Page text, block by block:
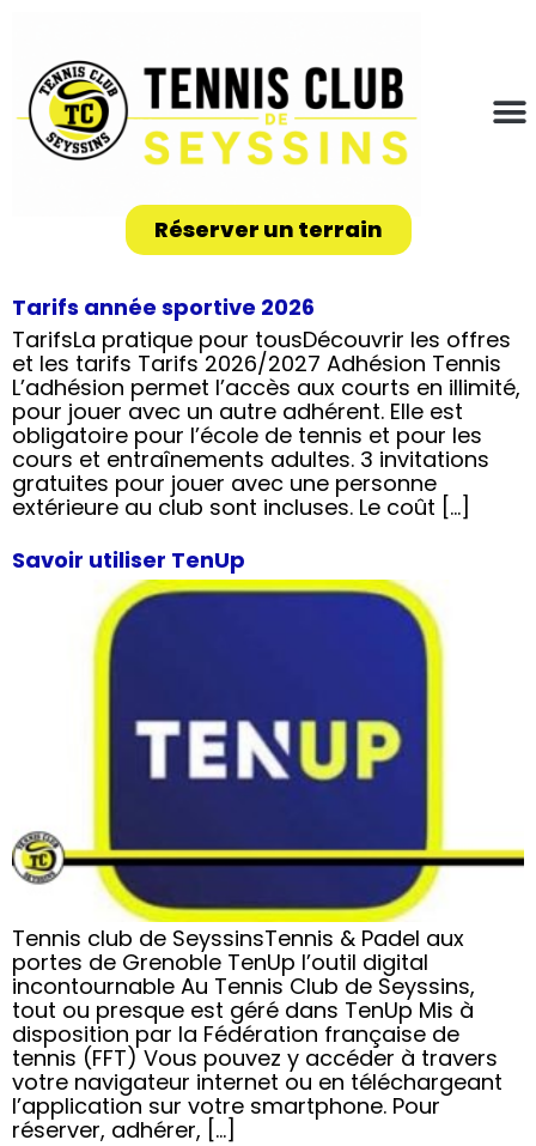
Réserver un terrain
Tarifs année sportive 2026
TarifsLa pratique pour tousDécouvrir les offres
et les tarifs Tarifs 2026/2027 Adhésion Tennis
L’adhésion permet l’accès aux courts en illimité,
pour jouer avec un autre adhérent. Elle est
obligatoire pour l’école de tennis et pour les
cours et entraînements adultes. 3 invitations
gratuites pour jouer avec une personne
extérieure au club sont incluses. Le coût […]
Savoir utiliser TenUp
Tennis club de SeyssinsTennis & Padel aux
portes de Grenoble TenUp l’outil digital
incontournable Au Tennis Club de Seyssins,
tout ou presque est géré dans TenUp Mis à
disposition par la Fédération française de
tennis (FFT) Vous pouvez y accéder à travers
votre navigateur internet ou en téléchargeant
l’application sur votre smartphone. Pour
réserver, adhérer, […]